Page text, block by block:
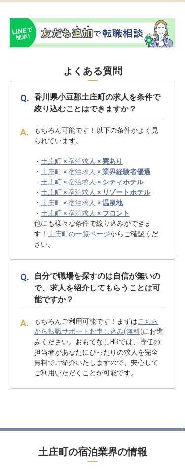
よくある質問
香川県小豆郡土庄町の求人を条件で
絞り込むことはできますか？
もちろん可能です！以下の条件がよく見
られています。
・ 土庄町 × 宿泊求人 ×寮あり
・ 土庄町 × 宿泊求人 ×業界経験者優遇
・ 土庄町 × 宿泊求人 × シティホテル
・ 土庄町 × 宿泊求人 × リゾートホテル
・ 土庄町 × 宿泊求人 ×温泉地
・ 土庄町 × 宿泊求人 × フロント
他にも様々な条件で絞り込みができま
す！ 土庄町の一覧ページからご確認くだ
さい。
自分で職場を探すのは自信が無いの
で、求人を紹介してもらうことは可
能ですか？
もちろんご利用可能です！まずはこちら
から転職サポートお申し込み(無料)にお進
みください。おもてなしHRでは、専任の
担当者があなたにぴったりの求人を完全
無料でご紹介いたしますので、安心して
ご利用いただくことが可能です。
土庄町の宿泊業界の情報